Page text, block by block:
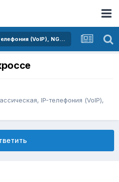
Телефония: классическая, IP-телефония (VoIP), NGN сети
IP-телефония (VoIP),